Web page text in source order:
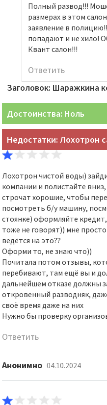
Полный развод!!!
размерах в этом
заявление в
попадают и не хило!
Квант салон!!!
Ответить
Заголовок: Шаражкина
Достоинства: Ноль
Недостатки: Лохотрон
Лохотрон чистой воды)
компании и полистайте
строчат хорошие, чтобы
посмотреть б/у машину,
стоянке) оформляйте
тоже не говорят)) мне
ведётся на это??
Оформи то, не знаю что))
Почитала потом отзывы,
перебивают, там ещё вы и
дальнейшем отказе должны
откровенный разводняк,
своё время даже на них
Нужно бы проверку
Ответить
Анонимно 04.10.2024